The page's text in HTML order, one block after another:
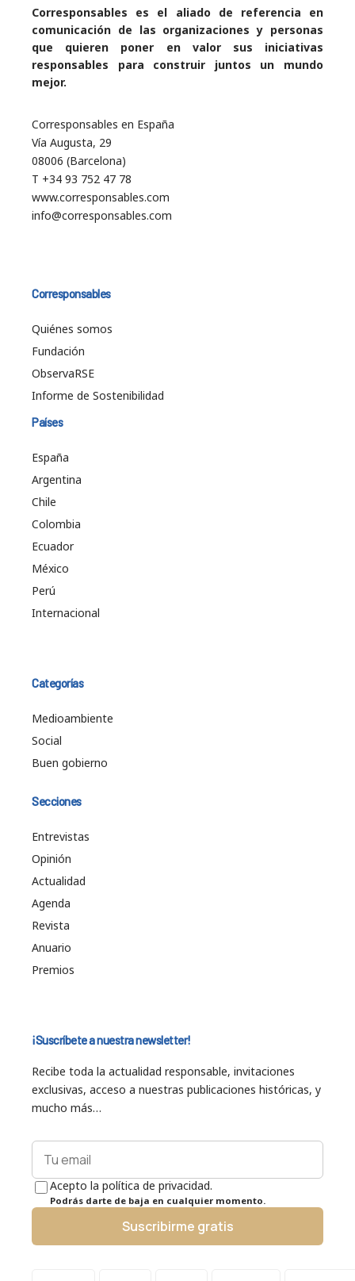
Corresponsables es el aliado de referencia en
comunicación de las organizaciones y personas
que quieren poner en valor sus iniciativas
responsables para construir juntos un mundo
mejor.
Corresponsables en España
Vía Augusta, 29
08006 (Barcelona)
T +34 93 752 47 78
www.corresponsables.com
info@corresponsables.com
Corresponsables
Quiénes somos
Fundación
ObservaRSE
Informe de Sostenibilidad
Países
España
Argentina
Chile
Colombia
Ecuador
México
Perú
Internacional
Categorías
Medioambiente
Social
Buen gobierno
Secciones
Entrevistas
Opinión
Actualidad
Agenda
Revista
Anuario
Premios
¡Suscríbete a nuestra newsletter!
Recibe toda la actualidad responsable, invitaciones
exclusivas, acceso a nuestras publicaciones históricas, y
mucho más…
Acepto la política de privacidad.
Podrás darte de baja en cualquier momento.
Suscribirme gratis